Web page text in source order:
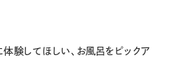
験してほしい、お風呂をピックア